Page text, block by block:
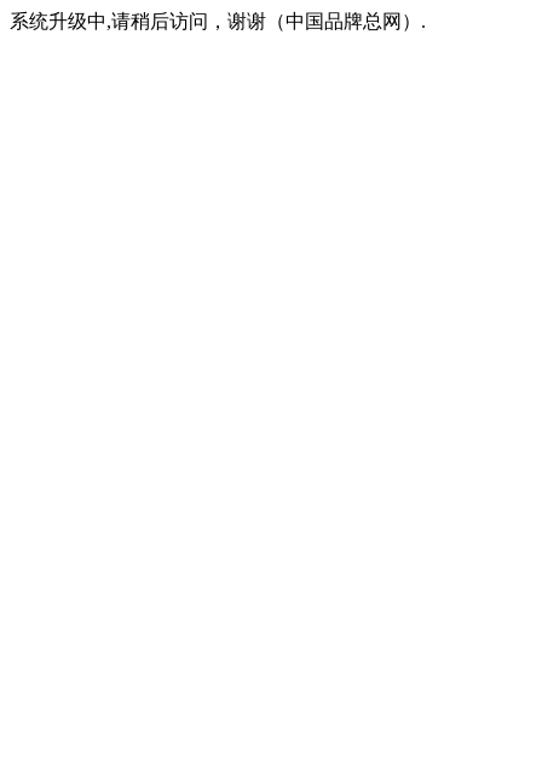
系统升级中,请稍后访问，谢谢（中国品牌总网）.